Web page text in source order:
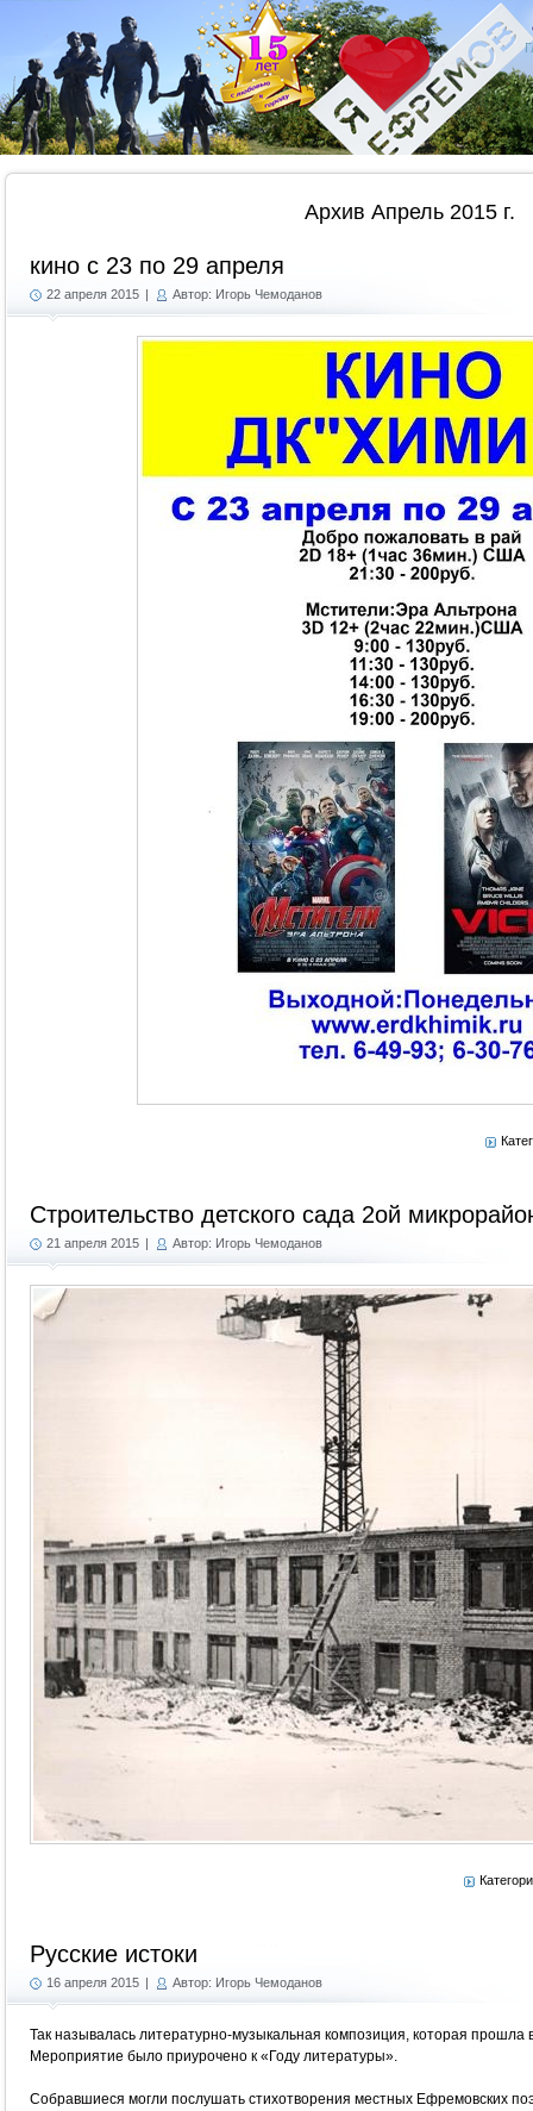
Архив Апрель 2015 г.
кино с 23 по 29 апреля
22 апреля 2015 | Автор: Игорь Чемоданов
Строительство детского сада 2ой
21 апреля 2015 | Автор: Игорь Чемоданов
Русские истоки
16 апреля 2015 | Автор: Игорь Чемоданов
Так называлась литературно-музыкальная композиция, которая
Мероприятие было приурочено к «Году литературы».
Собравшиеся могли послушать стихотворения местных Ефремовских